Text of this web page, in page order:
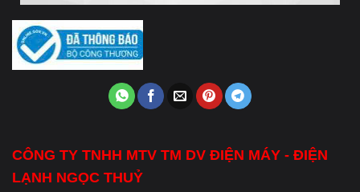
CÔNG TY TNHH MTV TM DV ĐIỆN MÁY - ĐIỆN
LẠNH NGỌC THUỶ